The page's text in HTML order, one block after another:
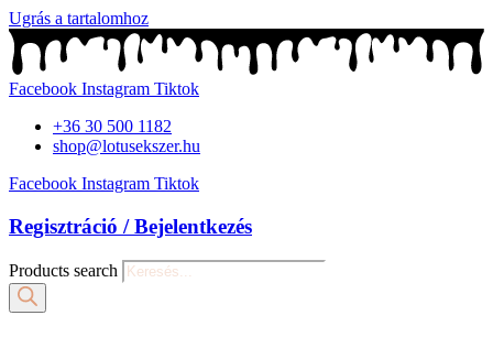
Ugrás a tartalomhoz
Facebook Instagram Tiktok
+36 30 500 1182
shop@lotusekszer.hu
Facebook Instagram Tiktok
Regisztráció / Bejelentkezés
Products search